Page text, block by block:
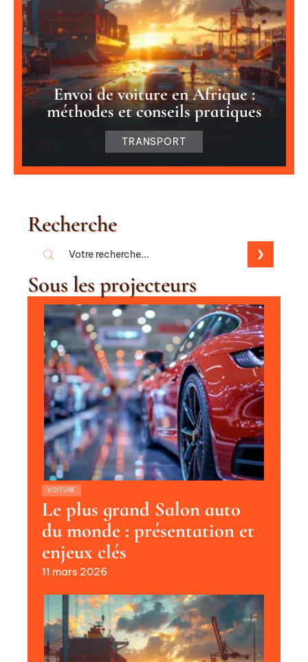
Envoi de voiture en Afrique :
méthodes et conseils pratiques
TRANSPORT
Recherche
Sous les projecteurs
VOITURE
Le plus grand Salon auto
du monde : présentation et
enjeux clés
11 mars 2026